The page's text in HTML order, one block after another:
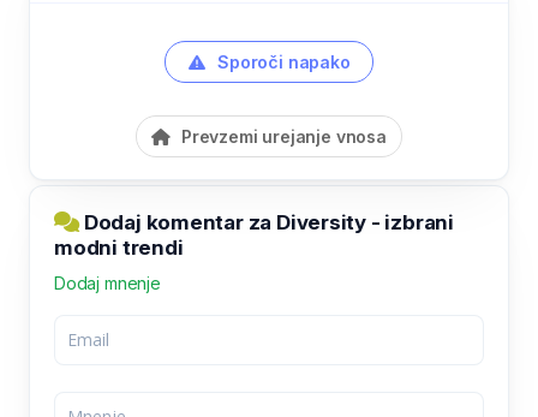
Sporoči napako
Prevzemi urejanje vnosa
Dodaj komentar za Diversity - izbrani
modni trendi
Dodaj mnenje